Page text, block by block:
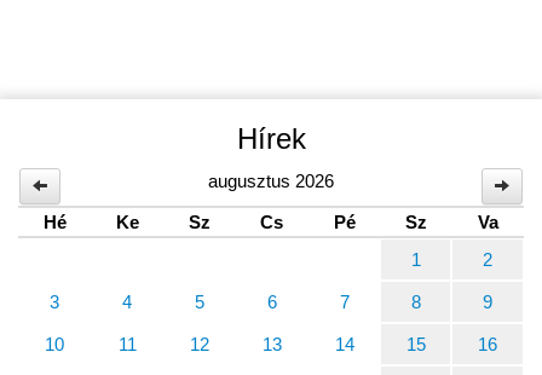
Hírek
augusztus 2026
Hé
Ke Sz Cs Pé Sz
Va
1
2
3 4 5 6 7 8 9
10 11 12 13 14 15 16